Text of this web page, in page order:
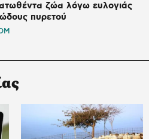
ζώα λόγω ευλογιάς
πυρετού